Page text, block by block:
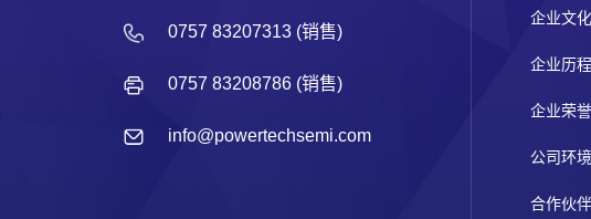
0757 83207313 (销售)
0757 83208786 (销售)
info@powertechsemi.com
企业文化
企业历程
企业荣誉
公司环境
合作伙伴